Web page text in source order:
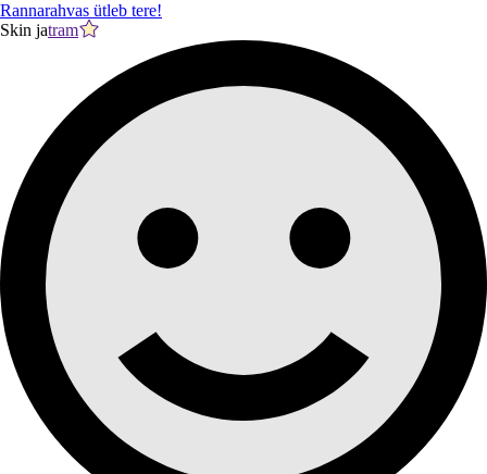
Rannarahvas ütleb tere!
Skin jatram